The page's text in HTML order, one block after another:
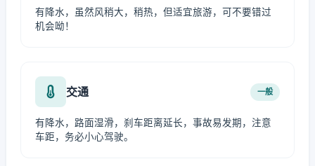
有降水，虽然风稍大，稍热，但适宜旅游，可不要错过
机会呦！
交通 一般
有降水，路面湿滑，刹车距离延长，事故易发期，注意
车距，务必小心驾驶。